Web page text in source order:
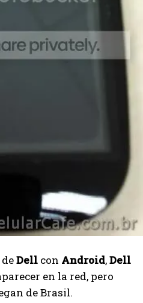
Dell con Android,Dell
en la red, pero
de Brasil.